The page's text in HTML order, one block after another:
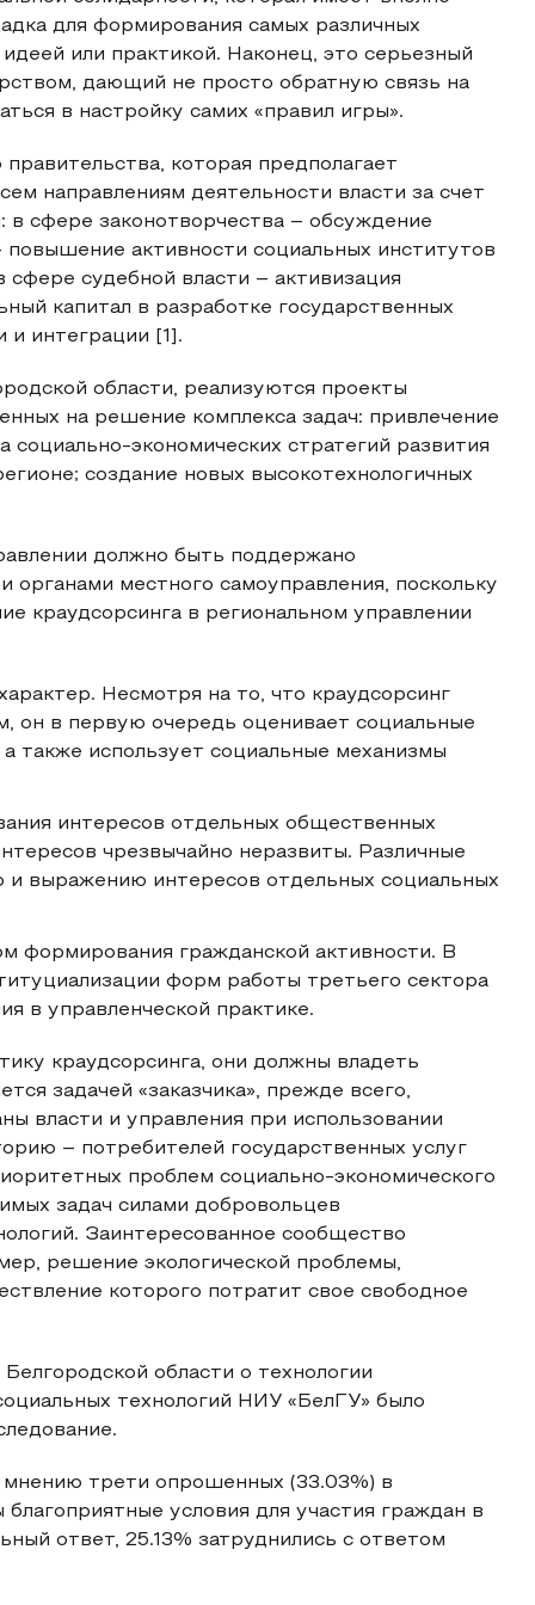
для формирования самых различных
или практикой. Наконец, это серьезный
дающий не просто обратную связь на
в настройку самих «правил игры».
которая предполагает
направлениям деятельности власти за счет
в сфере законотворчества – обсуждение
активности социальных институтов
судебной власти – активизация
капитал в разработке государственных
и интеграции [1].
области, реализуются проекты
на решение комплекса задач: привлечение
экономических стратегий развития
создание новых высокотехнологичных
должно быть поддержано
органами местного самоуправления, поскольку
краудсорсинга в региональном управлении
Несмотря на то, что краудсорсинг
он в первую очередь оценивает социальные
также использует социальные механизмы
интересов отдельных общественных
чрезвычайно неразвиты. Различные
и выражению интересов отдельных социальных
формирования гражданской активности. В
форм работы третьего сектора
в управленческой практике.
краудсорсинга, они должны владеть
задачей «заказчика», прежде всего,
власти и управления при использовании
– потребителей государственных услуг
проблем социально-экономического
задач силами добровольцев
Заинтересованное сообщество
решение экологической проблемы,
которого потратит свое свободное
области о технологии
технологий НИУ «БелГУ» было
мнению трети опрошенных (33.03%) в
условия для участия граждан в
ответ, 25.13% затруднились с ответом